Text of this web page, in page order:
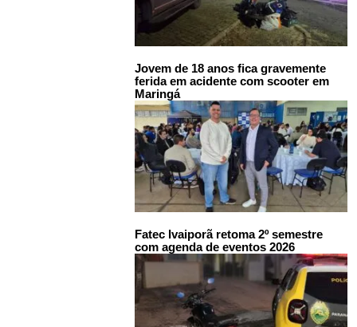
Jovem de 18 anos fica gravemente
ferida em acidente com scooter em
Maringá
Fatec Ivaiporã retoma 2º semestre
com agenda de eventos 2026